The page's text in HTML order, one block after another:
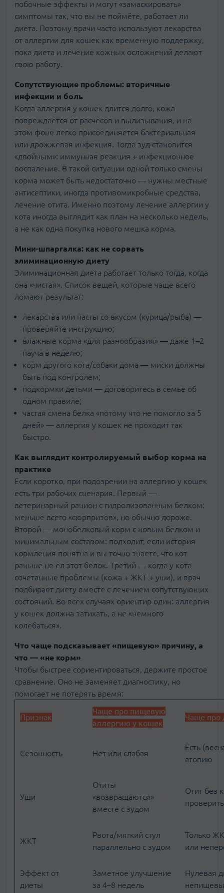
побочные эффекты и могут «замаскировать»
симптомы так, что вы не поймёте, работает ли
диета. Поэтому врачи часто используют лекарства
от аллергии для кошек как временную поддержку,
пока диета и лечение кожных осложнений делают
свою работу.
Сопутствующие проблемы: вторичные
инфекции и боль
Когда аллергия у кошек длится долго, кожа
повреждается от расчесов и вылизывания, и на
этом фоне легко присоединяется бактериальная
или дрожжевая инфекция. Тогда зуд становится
«двойным»: иммунная реакция + инфекционное
воспаление. В такой ситуации одной только смены
корма может быть недостаточно — нужны местные
антисептики, иногда противомикробные средства,
лечение отита. Именно поэтому лечение аллергии у
кота иногда выглядит как план на несколько недель,
а не как одна покупка нового мешка корма.
Мини-шпаргалка: как не сорвать
элиминационную диету
Элиминационная диета работает только тогда, когда
она «чистая». Список вещей, которые чаще всего
ломают результат:
лекарства или пасты со вкусом (курица/рыба) —
проверяйте инструкцию;
влажные корма «для разнообразия» — даже 1–2
пауча в неделю;
корм другого кота/собаки дома — миски должны
быть под контролем;
подкормки детьми — договоритесь в семье об
одном правиле;
частая смена белка «потому что не помогло за 5
дней» — аллергия у кошек не проходит так
быстро.
Как выглядит контролируемый выбор корма на
практике
Если коротко, при подозрении на аллергию у кошек
есть три рабочих сценария. Первый —
ветеринарный рацион с гидролизованным белком:
меньше всего «сюрпризов», но обычно дороже.
Второй — монобелковый корм с новым белком и
минимальным составом: подходит, если история
кормления понятна и вы точно знаете, что кот
раньше не ел этот белок. Третий — когда у кота
сочетанные проблемы (кожа + ЖКТ + уши), и врач
подбирает диету вместе с лечением сопутствующих
состояний. Во всех случаях ориентир один: аллергия
у кошек должна затихать, а не «немного
колебаться».
Что чаще подсказывает «пищевую» причину, а
что — «не корм»
Чтобы быстрее сориентироваться, держите простое
сравнение. Оно не заменяет диагностику, но
помогает не потерять время:
Признак
Чаще про пищевую
аллергию у кошек
Чаще про
Сезонность Нет или слабая
Есть
атопию
Уши
Отиты
«возвращаются»
вместе с зудом
Отит без
ЖКТ
Рвота/мягкий стул
параллельно с зудом
Только
или
Эффект от
диеты
Заметное улучшение
за 4–8 недель
Нулевая